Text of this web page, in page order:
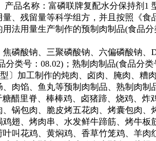
品名称：富磷联牌复配水分保持剂1
、残留量等科学组方，并且按照《
法用量生产制作的预制肉制品(食品
磷酸钠、三聚磷酸钠、六偏磷酸钠
分类号：08.02)；熟制肉制品(食品分
〕加工制作的炖肉、卤肉、腌肉、糟
肉馅、鱼丸等预制肉制品、熟制肉
醋里脊、棒棒鸡、卤猪蹄、烧鸡、
锅包肉、脆皮烤五花肉、烤囊包肉
翅、烤肉串、水发鲜牛蹄筋、烤牛
叫花鸡、黄焖鸡、香草竹笼鸡、羊